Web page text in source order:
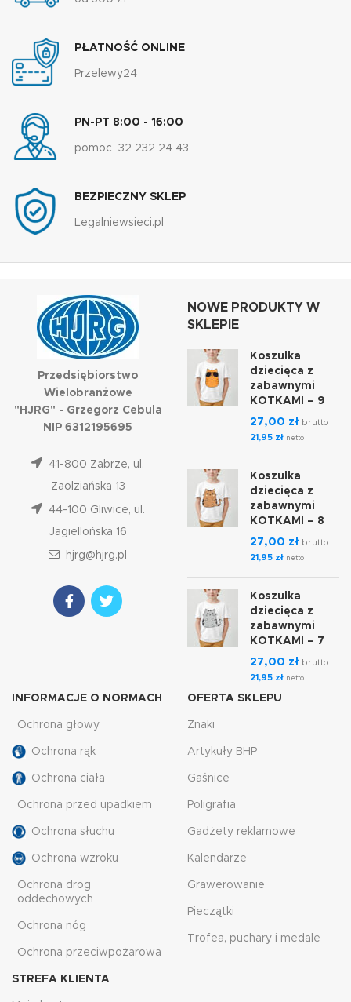
PŁATNOŚĆ ONLINE
Przelewy24
PN-PT 8:00 - 16:00
pomoc 32 232 24 43
BEZPIECZNY SKLEP
Legalniewsieci.pl
Przedsiębiorstwo
Wielobranżowe
"HJRG" - Grzegorz Cebula
NIP 6312195695
41-800 Zabrze, ul.
Zaolziańska 13
44-100 Gliwice, ul.
Jagiellońska 16
hjrg@hjrg.pl
NOWE PRODUKTY W
SKLEPIE
Koszulka
dziecięca z
zabawnymi
KOTKAMI – 9
27,00 zł brutto
21,95 zł netto
Koszulka
dziecięca z
zabawnymi
KOTKAMI – 8
27,00 zł brutto
21,95 zł netto
Koszulka
dziecięca z
zabawnymi
KOTKAMI – 7
27,00 zł brutto
21,95 zł netto
INFORMACJE O NORMACH
Ochrona głowy
Ochrona rąk
Ochrona ciała
Ochrona przed upadkiem
Ochrona słuchu
Ochrona wzroku
Ochrona drog
oddechowych
Ochrona nóg
Ochrona przeciwpożarowa
OFERTA SKLEPU
Znaki
Artykuły BHP
Gaśnice
Poligrafia
Gadżety reklamowe
Kalendarze
Grawerowanie
Pieczątki
Trofea, puchary i medale
STREFA KLIENTA